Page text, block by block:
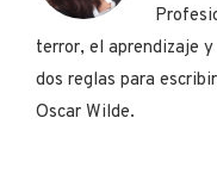
terror, el aprendizaje
dos reglas para
Oscar Wilde.